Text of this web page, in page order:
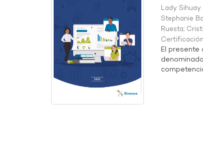
Lady
Stephanie
Ruesta;
El presente